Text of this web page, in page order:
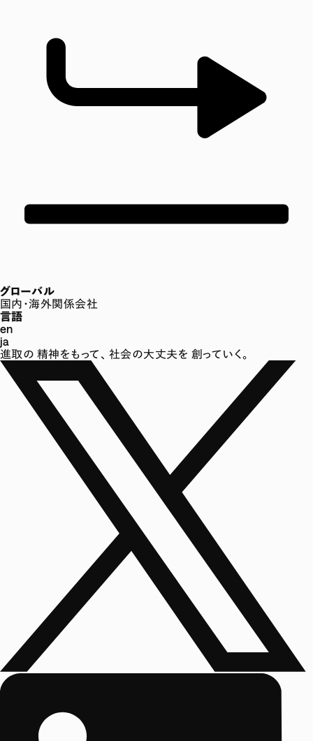
グローバル
国内・海外関係会社
言語
en
ja
進取の 精神をもって、 社会の大丈夫を 創っていく。